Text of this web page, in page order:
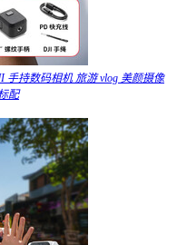
手持数码相机 旅游 vlog 美颜摄像
配